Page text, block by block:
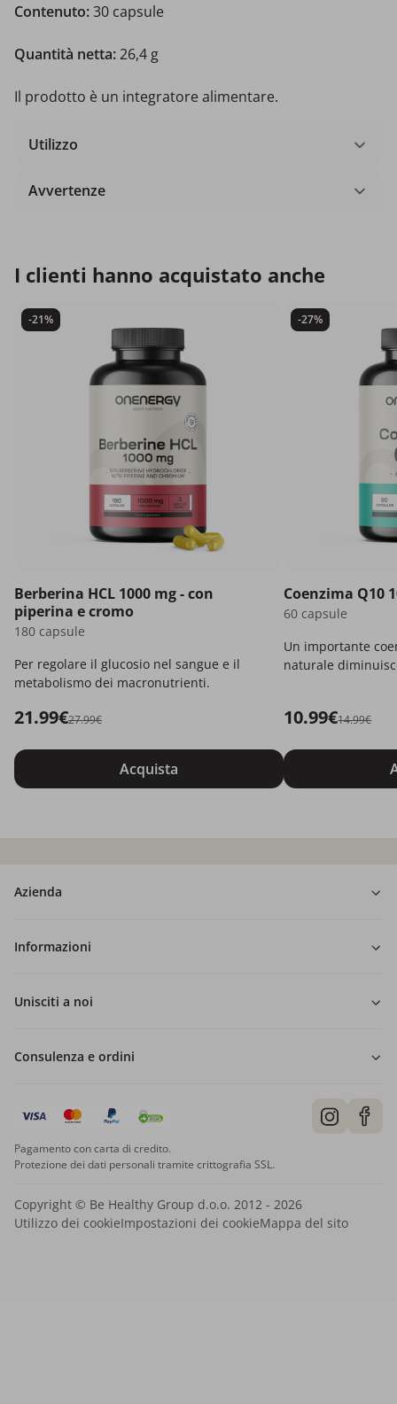
Contenuto:30 capsule
Quantità netta:26,4 g
Il prodotto è un integratore alimentare.
Utilizzo
Avvertenze
I clienti hanno acquistato anche
-21%
Berberina HCL 1000 mg - con
piperina e cromo
180 capsule
Per regolare il glucosio nel sangue e il
metabolismo dei macronutrienti.
21.99€27.99€
Acquista
-27%
Coenzima Q10
60 capsule
Un importante
naturale
10.99€14.99€
Azienda
Informazioni
Unisciti a noi
Consulenza e ordini
Pagamento con carta di credito.
Protezione dei dati personali tramite crittografia SSL.
Copyright © Be Healthy Group d.o.o. 2012 - 2026
Utilizzo dei cookieImpostazioni dei cookieMappa del sito